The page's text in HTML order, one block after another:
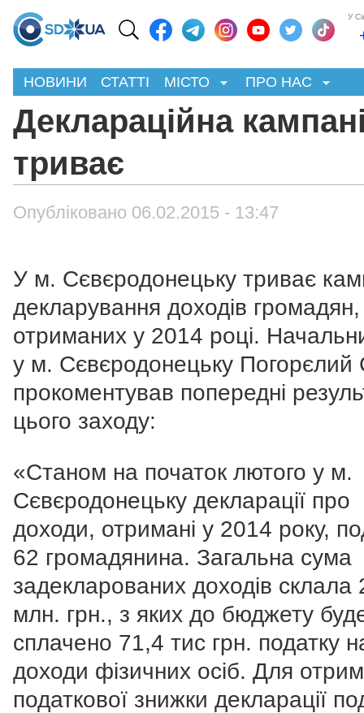
У
НОВИНИ СТАТТІ МІСТО ПРО НАС
Деклараційна
триває
Опубліковано 06.02.2015 - 13:47
У м. Сєвєродонецьку триває
декларування доходів громадян,
отриманих у 2014 році.
у м. Сєвєродонецьку
прокоментував попередні
цього заходу:
«Станом на початок лютого у м.
Сєвєродонецьку декларації про
доходи, отримані у 2014 року,
62 громадянина. Загальна сума
задекларованих доходів склала
млн. грн., з яких до бюджету
сплачено 71,4 тис грн. податку
доходи фізичних осіб. Для
податкової знижки декларації